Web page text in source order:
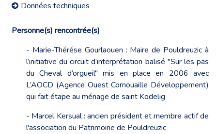
Données techniques
Personne(s) rencontrée(s)
- Marie-Thérése Gourlaouen : Maire de Pouldreuzic à
l’initiative du circuit d’interprétation balisé "Sur les pas
du Cheval d’orgueil" mis en place en 2006 avec
L’AOCD (Agence Ouest Cornouaille Développement)
qui fait étape au ménage de saint Kodelig
- Marcel Kersual : ancien président et membre actif de
l'association du Patrimoine de Pouldreuzic